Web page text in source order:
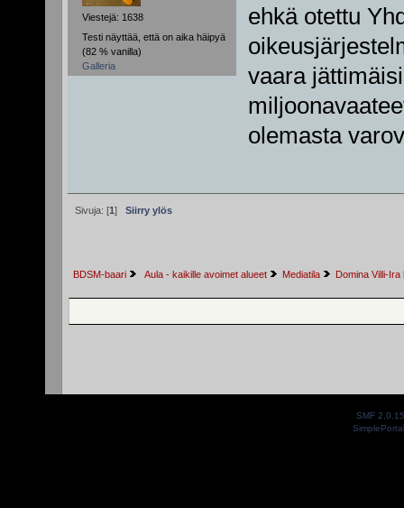
Viestejä: 1638
Testi näyttää, että on aika häipyä
(82 % vanilla)
Galleria
ehkä otettu
vaara
olemasta
Sivuja: [1] Siirry ylös
BDSM-baari Aula - kaikille avoimet alueet Mediatila Domina Villi-
SMF 2.0.15